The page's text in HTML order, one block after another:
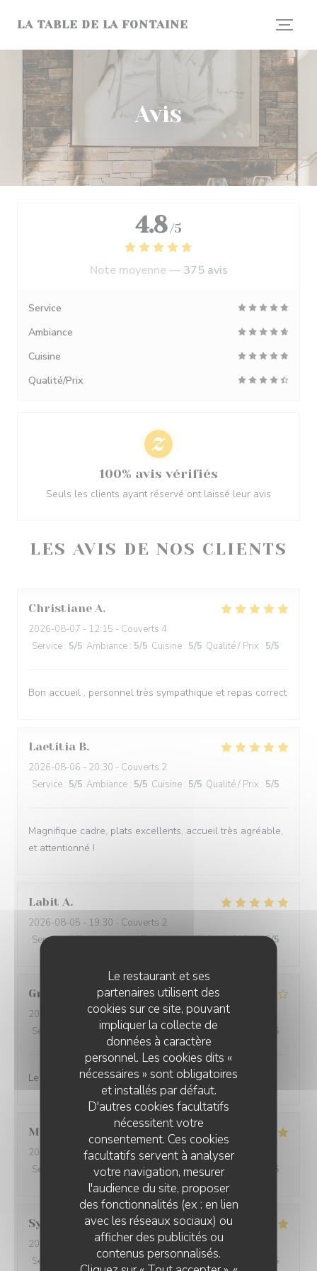
Le restaurant et ses
partenaires utilisent des
cookies sur ce site, pouvant
impliquer la collecte de
données à caractère
personnel. Les cookies dits «
nécessaires » sont obligatoires
et installés par défaut.
D'autres cookies facultatifs
nécessitent votre
consentement. Ces cookies
facultatifs servent à analyser
votre navigation, mesurer
l'audience du site, proposer
des fonctionnalités (ex : en lien
avec les réseaux sociaux) ou
afficher des publicités ou
contenus personnalisés.
LA TABLE DE LA FONTAINE
Avis
LES AVIS DE NOS CLIENTS
Christiane A
2026-08-07 - 12:15 - Couverts 4
Service : 5/5 Ambiance : 5/5 Cuisine : 5/5 Qualité / Prix : 5/5
Bon accueil , personnel très sympathique et repas correct
Laetitia B
2026-08-06 - 20:30 - Couverts 2
Service : 5/5 Ambiance : 5/5 Cuisine : 5/5 Qualité / Prix : 5/5
Magnifique cadre, plats excellents, accueil très agréable,
et attentionné !
Labit A
2026-08-05 - 19:30 - Couverts 2
Service:5/5 Ambiance:4/5 Cuisine:4/5 Qualité / Prix:5/5
Gracieuse
2026-08-05
- 12:00 - Couverts 3
Service
Ambiance:4/5 Cuisine: 3/5 Qualité / Prix /5
Le Service ,la cuisine
Myriam
2026-08-04
- 19:45 - Couverts 2
Service
Ambiance:5/5 Cuisine :5/5 Qualité / Prix /5
Sylvie
2026-08-04
- 12:30 - Couverts 4
Service
Ambiance :5/5 Cuisine : 5/5 Qualité / Prix /5
4.8 /5
Note moyenne — 375 avis
Service
Ambiance
Cuisine
Qualité/Prix
100% avis vérifiés
Seuls les clients ayant réservé ont laissé leur avis
LA TABLE DE LA FONTAINE